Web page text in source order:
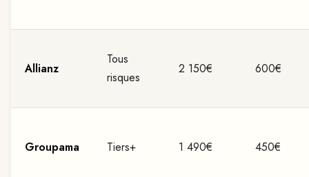
Allianz
Tous
risques
2 150€ 600€
Groupama Tiers+ 1 490€ 450€